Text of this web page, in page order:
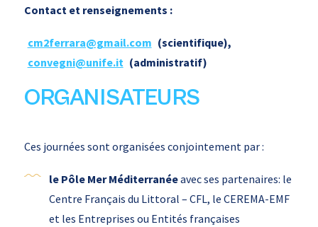
Contact et renseignements :
cm2ferrara@gmail.com (scientifique),
convegni@unife.it (administratif)
ORGANISATEURS
Ces journées sont organisées conjointement par :
le Pôle Mer Méditerranéeavec ses partenaires: le
Centre Français du Littoral – CFL, le CEREMA-EMF
et les Entreprises ou Entités françaises